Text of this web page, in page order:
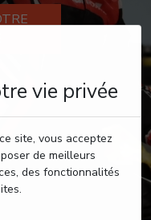
vie privée
site, vous acceptez
de meilleurs
des fonctionnalités